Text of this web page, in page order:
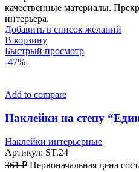
качественные материалы.
интерьера.
Добавить в список желаний
В корзину
Быстрый просмотр
-47%
Add to compare
Наклейки на стену
Наклейки интерьерные
Артикул: ST.24
361₽ Первоначальная цена